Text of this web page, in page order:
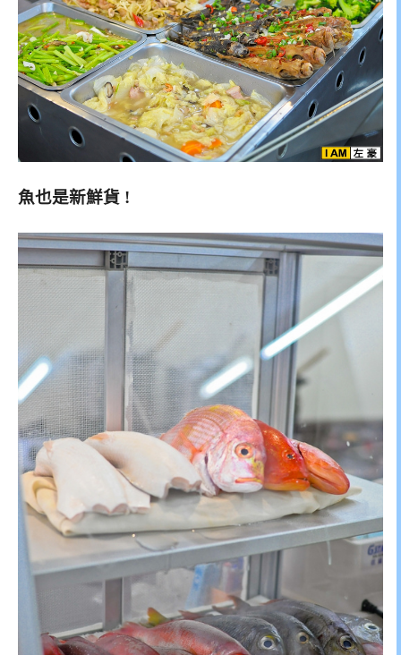
魚也是新鮮貨 !